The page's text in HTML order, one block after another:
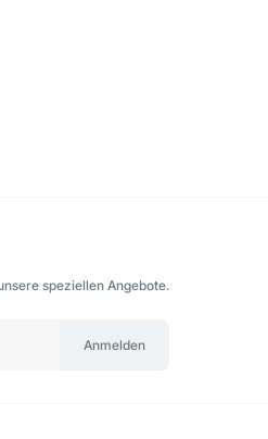
speziellen Angebote.
Anmelden